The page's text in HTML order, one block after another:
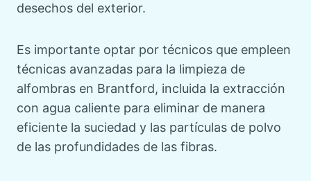
desechos del exterior.
Es importante optar por técnicos que empleen
técnicas avanzadas para la limpieza de
alfombras en Brantford, incluida la extracción
con agua caliente para eliminar de manera
eficiente la suciedad y las partículas de polvo
de las profundidades de las fibras.